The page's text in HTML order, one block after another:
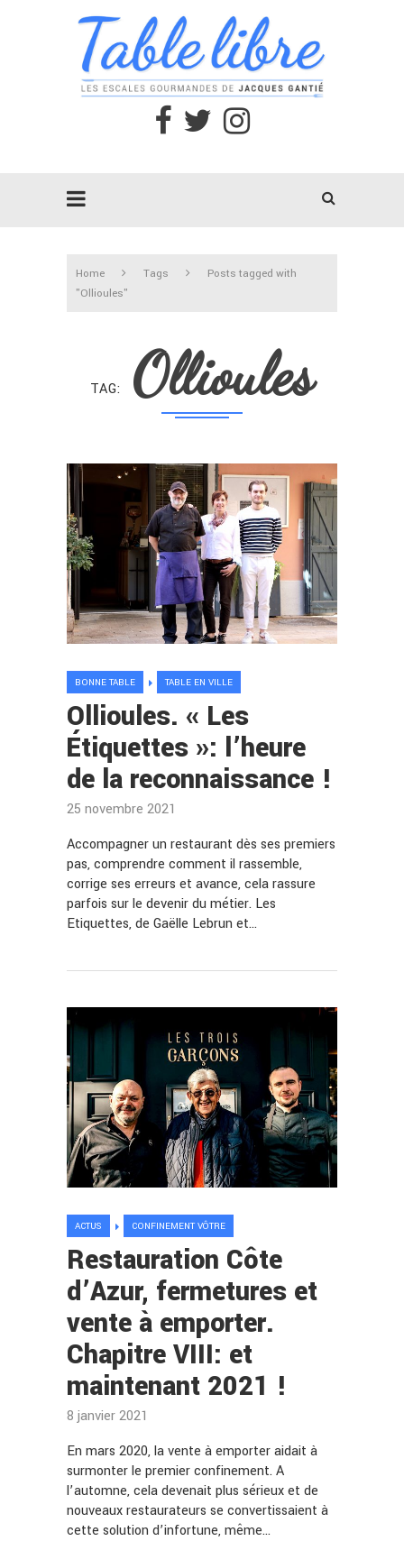
Home Tags
Posts tagged with
"Ollioules"
TAG Ollioules
BONNE TABLE TABLE EN VILLE
Ollioules. « Les
Étiquettes »: l’heure
de la reconnaissance !
25 novembre 2021
Accompagner un restaurant dès ses premiers
pas, comprendre comment il rassemble,
corrige ses erreurs et avance, cela rassure
parfois sur le devenir du métier. Les
Etiquettes, de Gaëlle Lebrun et…
ACTUS CONFINEMENT VÔTRE
Restauration Côte
d’Azur, fermetures et
vente à emporter.
Chapitre VIII: et
maintenant 2021 !
8 janvier 2021
En mars 2020, la vente à emporter aidait à
surmonter le premier confinement. A
l’automne, cela devenait plus sérieux et de
nouveaux restaurateurs se convertissaient à
cette solution d’infortune, même…